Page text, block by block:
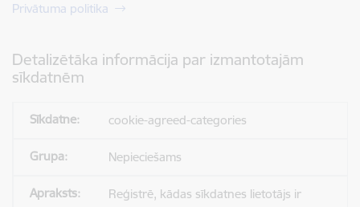
Privātuma politika
Detalizētāka informācija par izmantotajām
sīkdatnēm
cookie-agreed-categories
Nepieciešams
Reģistrē, kādas sīkdatnes lietotājs ir